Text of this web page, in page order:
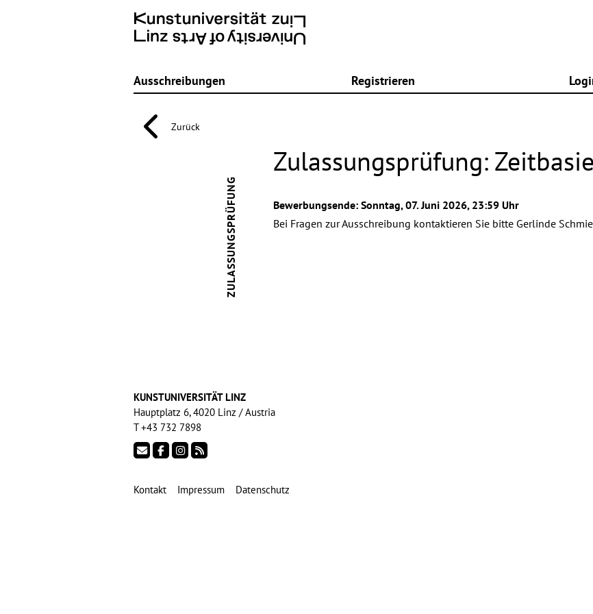
Ausschreibungen Registrieren
Zurück
ZULASSUNGSPRÜFUNG
Zulassungsprüfung:
Bewerbungsende: Sonntag, 07. Juni 2026, 23:59 Uhr
Bei Fragen zur Ausschreibung kontaktieren Sie bitte Gerlinde
KUNSTUNIVERSITÄT LINZ
Hauptplatz 6, 4020 Linz / Austria
T +43 732 7898
Kontakt Impressum Datenschutz